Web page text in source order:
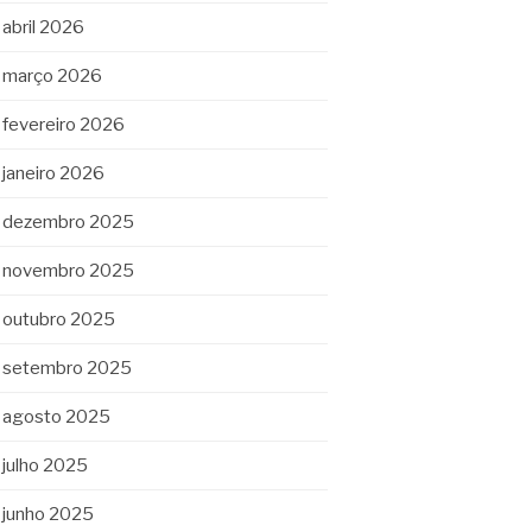
abril 2026
março 2026
fevereiro 2026
janeiro 2026
dezembro 2025
novembro 2025
outubro 2025
setembro 2025
agosto 2025
julho 2025
junho 2025